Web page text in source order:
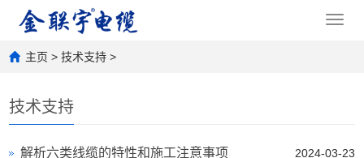
主页 >技术支持 >
技术支持
2024-03-23
解析六类线缆的特性和施工注意事项